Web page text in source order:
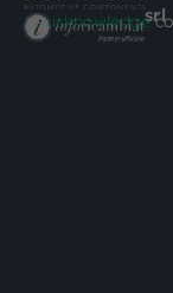
#busknowledgesrl